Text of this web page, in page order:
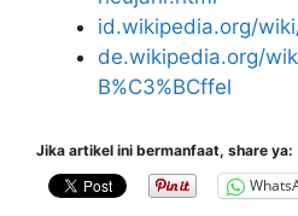
id.wikipedia.org/
de.wikipedia.org/
B%C3%BCffel
Jika artikel ini bermanfaat, share ya: